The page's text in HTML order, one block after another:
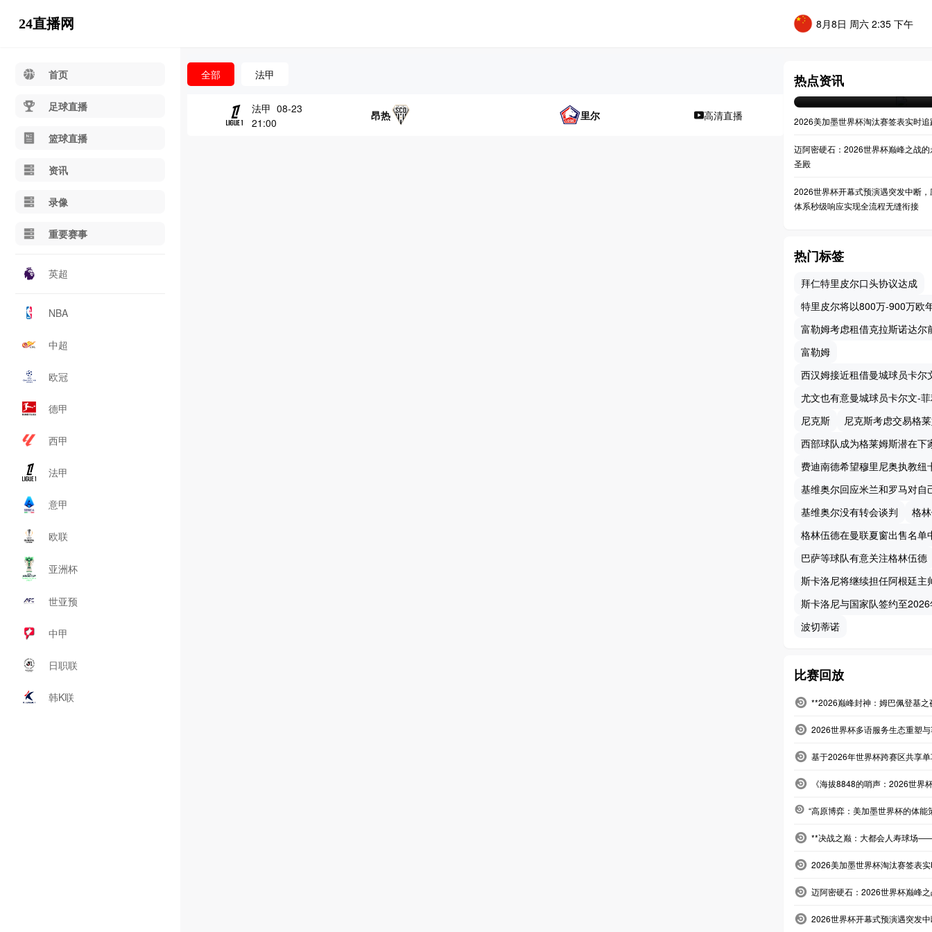
24直播网 8月8日 周六 2:35 下午
首页
足球直播
篮球直播
资讯
录像
重要赛事
英超
NBA
中超
欧冠
德甲
西甲
法甲
意甲
欧联
亚洲杯
世亚预
中甲
日职联
韩K联
全部 法甲
法甲 08-23
21:00
昂热 里尔 高清直播
热点资讯
07-20 04:36
2026美加墨世界杯淘汰赛签表实时追
迈阿密硬石：2026世界杯巅峰之战的
圣殿
2026世界杯开幕式预演遇突发中断，
体系秒级响应实现全流程无缝衔接
热门标签
拜仁特里皮尔口头协议达成
特里皮尔将以800万-900万欧
富勒姆考虑租借克拉斯诺达尔
富勒姆
西汉姆接近租借曼城球员卡尔
尤文也有意曼城球员卡尔文-
尼克斯
尼克斯考虑交易格
西部球队成为格莱姆斯潜在下
费迪南德希望穆里尼奥执教纽
基维奥尔回应米兰和罗马对自
基维奥尔没有转会谈判
格
格林伍德在曼联夏窗出售名单
巴萨等球队有意关注格林伍德
斯卡洛尼将继续担任阿根廷主
斯卡洛尼与国家队签约至
波切蒂诺
比赛回放
**2026巅峰封神：姆巴佩登基之
2026世界杯多语服务生态重塑
基于2026年世界杯跨赛区共享
《海拔8848的哨声：2026世界
“高原博弈：美加墨世界杯的体能
**决战之巅：大都会人寿球场
2026美加墨世界杯淘汰赛签表
迈阿密硬石：2026世界杯巅峰
2026世界杯开幕式预演遇突发